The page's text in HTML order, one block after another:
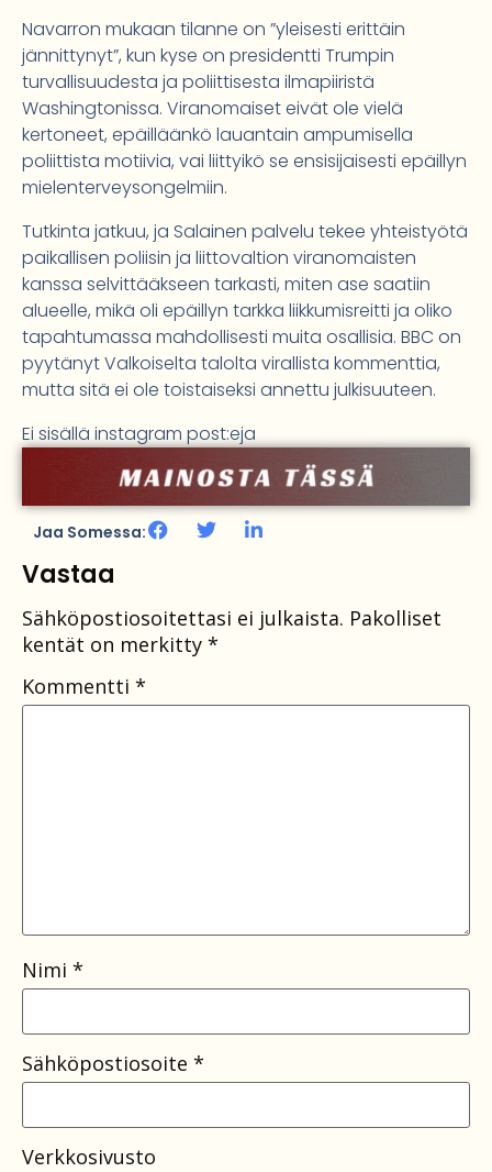
Navarron mukaan tilanne on ”yleisesti erittäin
jännittynyt”, kun kyse on presidentti Trumpin
turvallisuudesta ja poliittisesta ilmapiiristä
Washingtonissa. Viranomaiset eivät ole vielä
kertoneet, epäilläänkö lauantain ampumisella
poliittista motiivia, vai liittyikö se ensisijaisesti epäillyn
mielenterveysongelmiin.
Tutkinta jatkuu, ja Salainen palvelu tekee yhteistyötä
paikallisen poliisin ja liittovaltion viranomaisten
kanssa selvittääkseen tarkasti, miten ase saatiin
alueelle, mikä oli epäillyn tarkka liikkumisreitti ja oliko
tapahtumassa mahdollisesti muita osallisia. BBC on
pyytänyt Valkoiselta talolta virallista kommenttia,
mutta sitä ei ole toistaiseksi annettu julkisuuteen.
Ei sisällä instagram post:eja
Jaa Somessa:
Vastaa
Sähköpostiosoitettasi ei julkaista. Pakolliset
kentät on merkitty *
Kommentti *
Nimi *
Sähköpostiosoite *
Verkkosivusto